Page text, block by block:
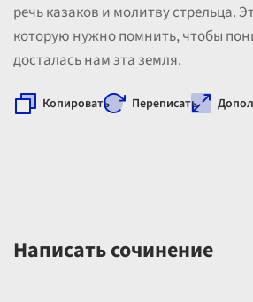
речь казаков и молитву стрельца.
которую нужно помнить, чтобы
досталась нам эта земля.
Копировать Переписать
Написать сочинение